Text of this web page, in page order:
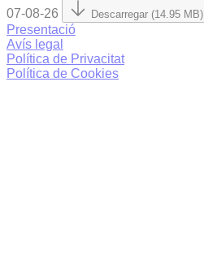
07-08-26 Descarregar (14.95 MB)
Presentació
Avís legal
Política de Privacitat
Política de Cookies